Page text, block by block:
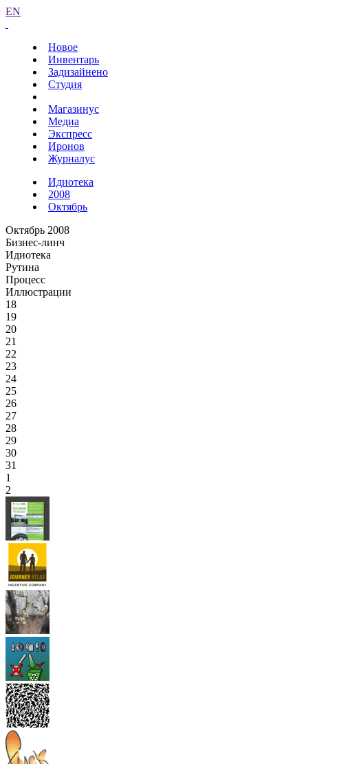
EN
Новое
Инвентарь
Задизайнено
Студия
Магазинус
Медиа
Экспресс
Иронов
Журналус
Идиотека
2008
Октябрь
Октябрь 2008
Бизнес-линч
Идиотека
Рутина
Процесс
Иллюстрации
18
19
20
21
22
23
24
25
26
27
28
29
30
31
1
2